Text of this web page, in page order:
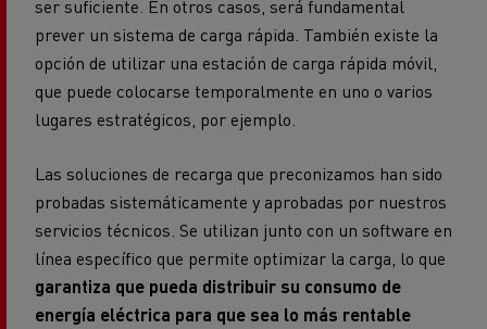
ser suficiente. En otros casos, será fundamental
prever un sistema de carga rápida. También existe la
opción de utilizar una estación de carga rápida móvil,
que puede colocarse temporalmente en uno o varios
lugares estratégicos, por ejemplo.
Las soluciones de recarga que preconizamos han sido
probadas sistemáticamente y aprobadas por nuestros
servicios técnicos. Se utilizan junto con un software en
línea específico que permite optimizar la carga, lo que
garantiza que pueda distribuir su consumo de
energía eléctrica para que sea lo más rentable